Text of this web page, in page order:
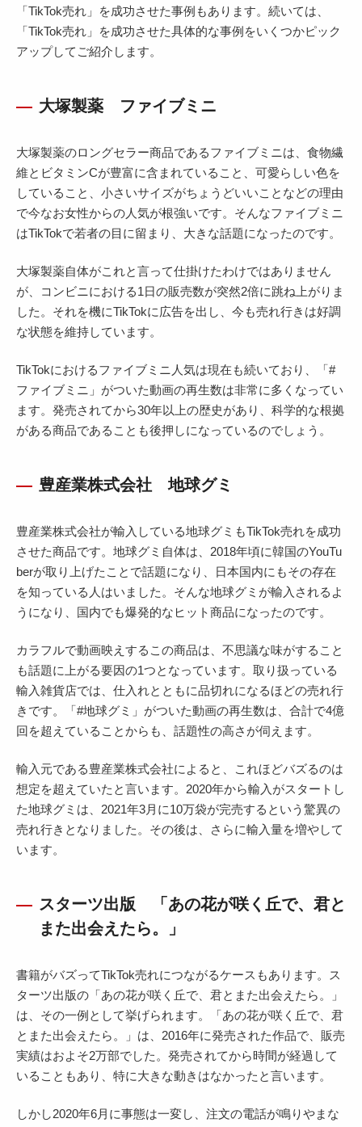
「TikTok売れ」を成功させた事例もあります。続いては、
「TikTok売れ」を成功させた具体的な事例をいくつかピック
アップしてご紹介します。
大塚製薬 ファイブミニ
大塚製薬のロングセラー商品であるファイブミニは、食物繊
維とビタミンCが豊富に含まれていること、可愛らしい色を
していること、小さいサイズがちょうどいいことなどの理由
で今なお女性からの人気が根強いです。そんなファイブミニ
はTikTokで若者の目に留まり、大きな話題になったのです。
大塚製薬自体がこれと言って仕掛けたわけではありません
が、コンビニにおける1日の販売数が突然2倍に跳ね上がりま
した。それを機にTikTokに広告を出し、今も売れ行きは好調
な状態を維持しています。
TikTokにおけるファイブミニ人気は現在も続いており、「#
ファイブミニ」がついた動画の再生数は非常に多くなってい
ます。発売されてから30年以上の歴史があり、科学的な根拠
がある商品であることも後押しになっているのでしょう。
豊産業株式会社 地球グミ
豊産業株式会社が輸入している地球グミもTikTok売れを成功
させた商品です。地球グミ自体は、2018年頃に韓国のYouTu
berが取り上げたことで話題になり、日本国内にもその存在
を知っている人はいました。そんな地球グミが輸入されるよ
うになり、国内でも爆発的なヒット商品になったのです。
カラフルで動画映えするこの商品は、不思議な味がすること
も話題に上がる要因の1つとなっています。取り扱っている
輸入雑貨店では、仕入れとともに品切れになるほどの売れ行
きです。「#地球グミ」がついた動画の再生数は、合計で4億
回を超えていることからも、話題性の高さが伺えます。
輸入元である豊産業株式会社によると、これほどバズるのは
想定を超えていたと言います。2020年から輸入がスタートし
た地球グミは、2021年3月に10万袋が完売するという驚異の
売れ行きとなりました。その後は、さらに輸入量を増やして
います。
スターツ出版 「あの花が咲く丘で、君と
また出会えたら。」
書籍がバズってTikTok売れにつながるケースもあります。ス
ターツ出版の「あの花が咲く丘で、君とまた出会えたら。」
は、その一例として挙げられます。「あの花が咲く丘で、君
とまた出会えたら。」は、2016年に発売された作品で、販売
実績はおよそ2万部でした。発売されてから時間が経過して
いることもあり、特に大きな動きはなかったと言います。
しかし2020年6月に事態は一変し、注文の電話が鳴りやまな